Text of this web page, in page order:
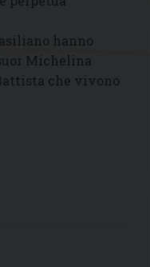
hanno
Michelina
che vivono